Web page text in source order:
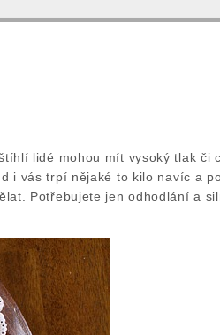
lidé mohou mít vysoký tlak či
i vás trpí nějaké to kilo navíc a
Potřebujete jen odhodlání a